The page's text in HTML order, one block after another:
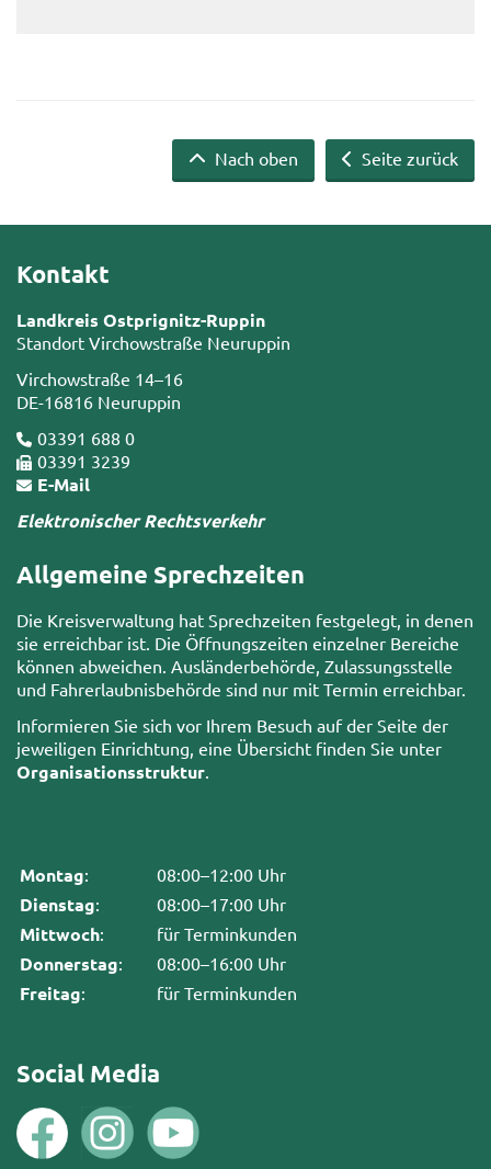
Seite zurück
Nach oben
Kontakt
Landkreis Ostprignitz-Ruppin
Standort Virchowstraße Neuruppin
Virchowstraße 14–16
DE-16816 Neuruppin
03391 688 0
03391 3239
E-Mail
Elektronischer Rechtsverkehr
Allgemeine Sprechzeiten
Die Kreisverwaltung hat Sprechzeiten festgelegt, in denen
sie erreichbar ist. Die Öffnungszeiten einzelner Bereiche
können abweichen. Ausländerbehörde, Zulassungsstelle
und Fahrerlaubnisbehörde sind nur mit Termin erreichbar.
Informieren Sie sich vor Ihrem Besuch auf der Seite der
jeweiligen Einrichtung, eine Übersicht finden Sie unter
Organisationsstruktur
Montag: 08:00–12:00 Uhr
Dienstag: 08:00–17:00 Uhr
Mittwoch: für Terminkunden
Donnerstag: 08:00–16:00 Uhr
Freitag: für Terminkunden
Social Media